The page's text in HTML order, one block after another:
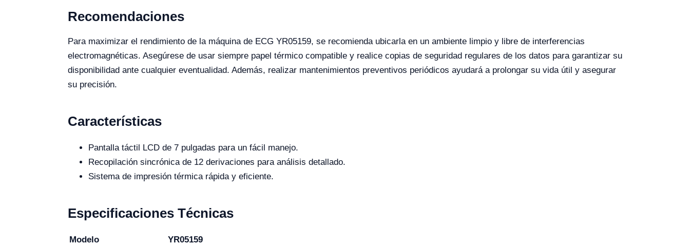
Recomendaciones
Para maximizar el rendimiento de la máquina de ECG YR05159, se recomienda ubicarla en un ambiente limpio y libre de interferencias
electromagnéticas. Asegúrese de usar siempre papel térmico compatible y realice copias de seguridad regulares de los datos para garantizar su
disponibilidad ante cualquier eventualidad. Además, realizar mantenimientos preventivos periódicos ayudará a prolongar su vida útil y asegurar
su precisión.
Características
Pantalla táctil LCD de 7 pulgadas para un fácil manejo.
Recopilación sincrónica de 12 derivaciones para análisis detallado.
Sistema de impresión térmica rápida y eficiente.
Especificaciones Técnicas
Modelo
YR05159